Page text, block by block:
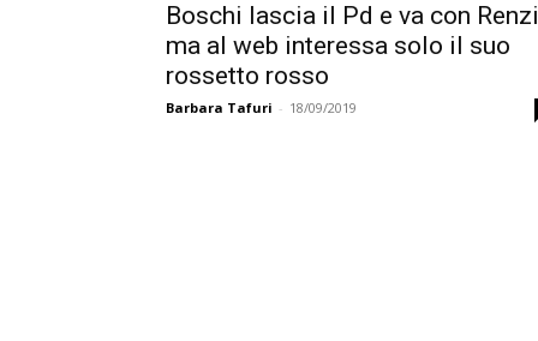
Boschi lascia il Pd e va con
ma al web interessa solo il suo
rossetto rosso
Barbara Tafuri - 18/09/2019